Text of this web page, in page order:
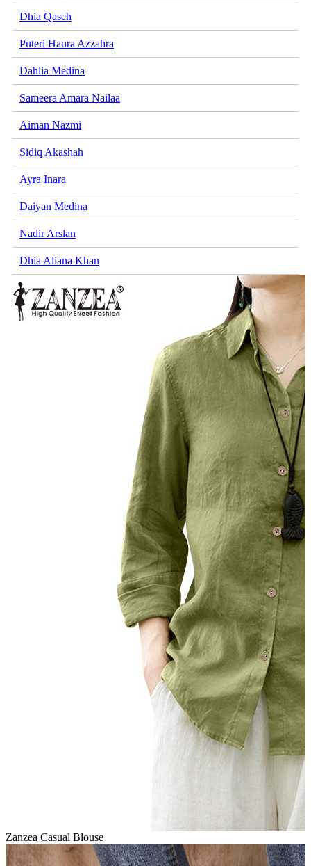
Dhia Qaseh
Puteri Haura Azzahra
Dahlia Medina
Sameera Amara Nailaa
Aiman Nazmi
Sidiq Akashah
Ayra Inara
Daiyan Medina
Nadir Arslan
Dhia Aliana Khan
Zanzea Casual Blouse